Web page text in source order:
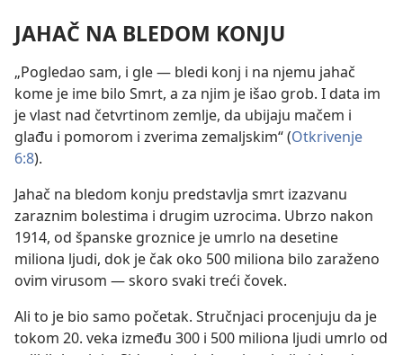
JAHAČ NA BLEDOM KONJU
„Pogledao sam, i gle — bledi konj i na njemu jahač
kome je ime bilo Smrt, a za njim je išao grob. I data im
je vlast nad četvrtinom zemlje, da ubijaju mačem i
glađu i pomorom i zverima zemaljskim“ (Otkrivenje
6:8).
Jahač na bledom konju predstavlja smrt izazvanu
zaraznim bolestima i drugim uzrocima. Ubrzo nakon
1914, od španske groznice je umrlo na desetine
miliona ljudi, dok je čak oko 500 miliona bilo zaraženo
ovim virusom — skoro svaki treći čovek.
Ali to je bio samo početak. Stručnjaci procenjuju da je
tokom 20. veka između 300 i 500 miliona ljudi umrlo od